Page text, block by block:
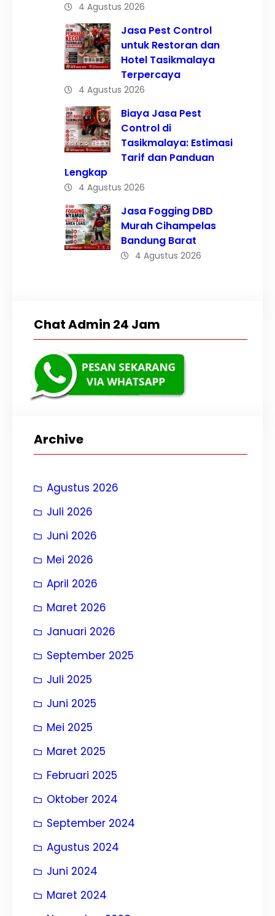
4 Agustus 2026
Jasa Pest Control
untuk Restoran dan
Hotel Tasikmalaya
Terpercaya
4 Agustus 2026
Biaya Jasa Pest
Control di
Tasikmalaya: Estimasi
Tarif dan Panduan
Lengkap
4 Agustus 2026
Jasa Fogging DBD
Murah Cihampelas
Bandung Barat
4 Agustus 2026
Chat Admin 24 Jam
Archive
Agustus 2026
Juli 2026
Juni 2026
Mei 2026
April 2026
Maret 2026
Januari 2026
September 2025
Juli 2025
Juni 2025
Mei 2025
Maret 2025
Februari 2025
Oktober 2024
September 2024
Agustus 2024
Juni 2024
Maret 2024